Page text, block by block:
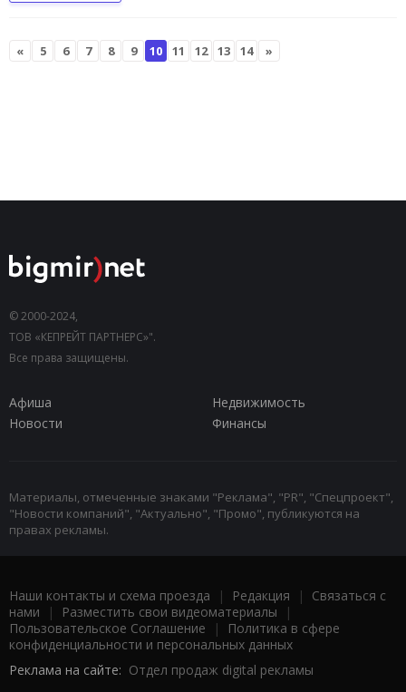
« 5 6 7 8 9 10 11 12 13 14 »
© 2000-2024,
ТОВ «КЕПРЕЙТ ПАРТНЕРС»".
Все права защищены.
Афиша
Недвижимость
Новости
Финансы
Материалы, отмеченные знаками "Реклама", "PR", "Спецпроект",
"Новости компаний", "Актуально", "Промо", публикуются на
правах рекламы.
Наши контакты и схема проезда | Редакция | Связаться с
нами | Разместить свои видеоматериалы |
Пользовательское Соглашение |
Политика в сфере
конфиденциальности и персональных данных
Реклама на сайте: Отдел продаж digital рекламы